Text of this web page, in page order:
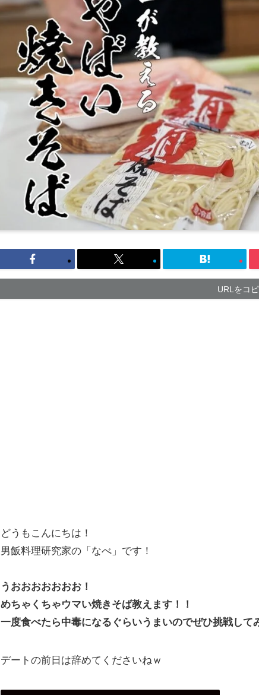
URLをコ
どうもこんにちは！
男飯料理研究家の「なべ」です！
うおおおおおおお！
めちゃくちゃウマい焼きそば教えます！！
一度食べたら中毒になるぐらいうまいのでぜひ挑戦して
デートの前日は辞めてくださいねｗ